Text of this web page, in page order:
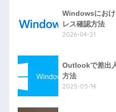
Windowsにおけ
レス確認方法
2026-04-21
Outlookで差出
方法
2025-05-14